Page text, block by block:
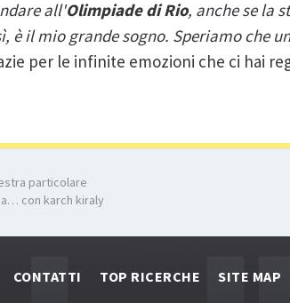
all'Olimpiade di Rio, anche se la
è il mio grande sogno. Speriamo che
per le infinite emozioni che ci hai
particolare
con karch kiraly
CONTATTI TOP RICERCHE SITE MAP